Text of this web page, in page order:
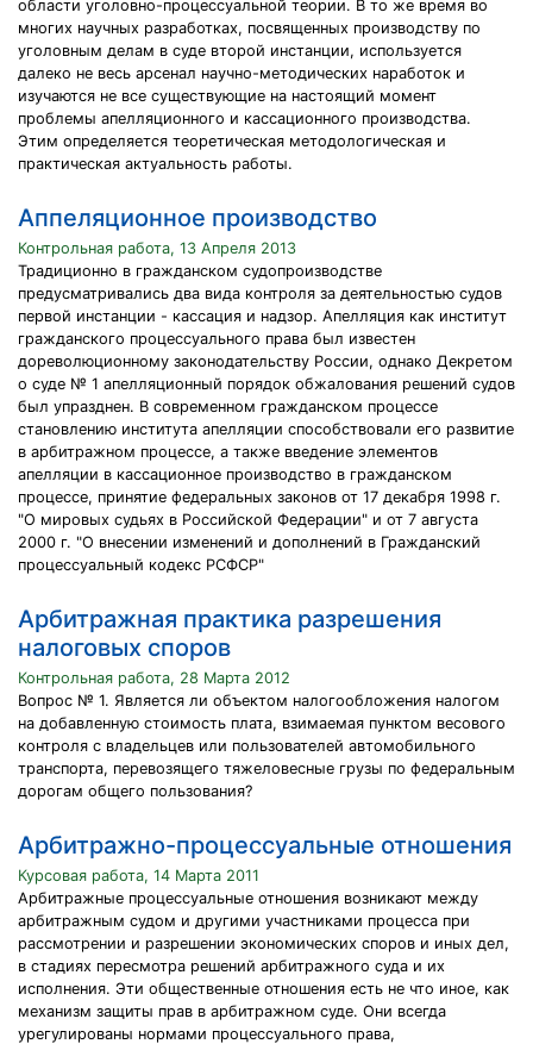
области уголовно-процессуальной теории. В то же время во
многих научных разработках, посвященных производству по
уголовным делам в суде второй инстанции, используется
далеко не весь арсенал научно-методических наработок и
изучаются не все существующие на настоящий момент
проблемы апелляционного и кассационного производства.
Этим определяется теоретическая методологическая и
практическая актуальность работы.
Аппеляционное производство
Контрольная работа, 13 Апреля 2013
Традиционно в гражданском судопроизводстве
предусматривались два вида контроля за деятельностью судов
первой инстанции - кассация и надзор. Апелляция как институт
гражданского процессуального права был известен
дореволюционному законодательству России, однако Декретом
о суде № 1 апелляционный порядок обжалования решений судов
был упразднен. В современном гражданском процессе
становлению института апелляции способствовали его развитие
в арбитражном процессе, а также введение элементов
апелляции в кассационное производство в гражданском
процессе, принятие федеральных законов от 17 декабря 1998 г.
"О мировых судьях в Российской Федерации" и от 7 августа
2000 г. "О внесении изменений и дополнений в Гражданский
процессуальный кодекс РСФСР"
Арбитражная практика разрешения
налоговых споров
Контрольная работа, 28 Марта 2012
Вопрос № 1. Является ли объектом налогообложения налогом
на добавленную стоимость плата, взимаемая пунктом весового
контроля с владельцев или пользователей автомобильного
транспорта, перевозящего тяжеловесные грузы по федеральным
дорогам общего пользования?
Арбитражно-процессуальные отношения
Курсовая работа, 14 Марта 2011
Арбитражные процессуальные отношения возникают между
арбитражным судом и другими участниками процесса при
рассмотрении и разрешении экономических споров и иных дел,
в стадиях пересмотра решений арбитражного суда и их
исполнения. Эти общественные отношения есть не что иное, как
механизм защиты прав в арбитражном суде. Они всегда
урегулированы нормами процессуального права,